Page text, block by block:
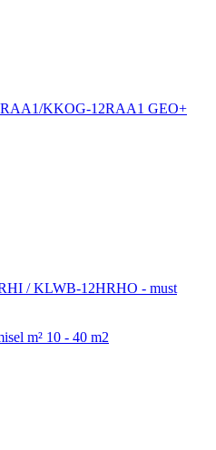
KKOG-12RAA1 GEO+
/ KLWB-12HRHO - must
m² 10 - 40 m2